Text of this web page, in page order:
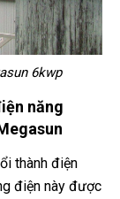
6kwp
năng
thành điện
điện này được